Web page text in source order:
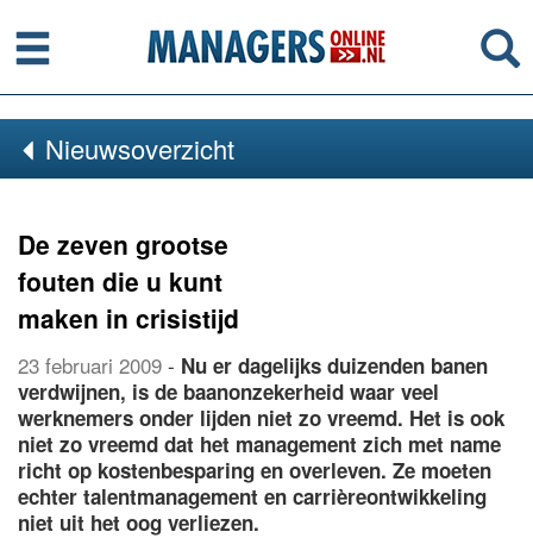
Menu
Nieuwsoverzicht
De zeven grootse
fouten die u kunt
maken in crisistijd
23 februari 2009 - Nu er dagelijks duizenden banen
verdwijnen, is de baanonzekerheid waar veel
werknemers onder lijden niet zo vreemd. Het is ook
niet zo vreemd dat het management zich met name
richt op kostenbesparing en overleven. Ze moeten
echter talentmanagement en carrièreontwikkeling
niet uit het oog verliezen.